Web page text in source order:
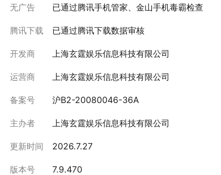
无广告 已通过腾讯手机管家、金山手机毒霸检查
腾讯下载 已通过腾讯下载数据审核
开发商 上海玄霆娱乐信息科技有限公司
运营商 上海玄霆娱乐信息科技有限公司
备案号 沪B2-20080046-36A
主办者 上海玄霆娱乐信息科技有限公司
更新时间 2026.7.27
版本号 7.9.470